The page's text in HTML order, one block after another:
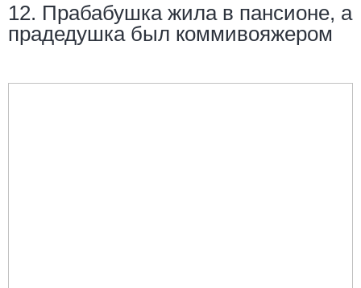
12. Прабабушка жила в пансионе, а
прадедушка был коммивояжером